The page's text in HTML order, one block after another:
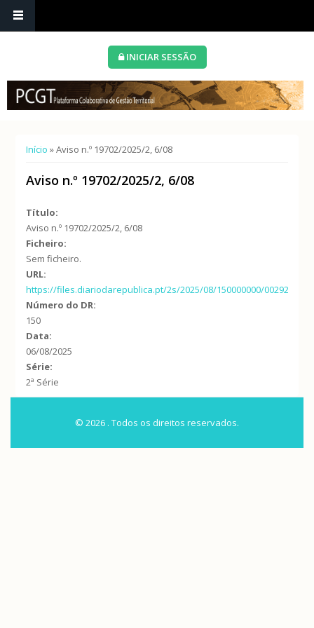
INICIAR SESSÃO
Está aqui
Início » Aviso n.º 19702/2025/2, 6/08
Aviso n.º 19702/2025/2, 6/08
Título:
Aviso n.º 19702/2025/2, 6/08
Ficheiro:
Sem ficheiro.
URL:
https://files.diariodarepublica.pt/2s/2025/08/150000000/
Número do DR:
150
Data:
06/08/2025
Série:
2ª Série
© 2026 . Todos os direitos reservados.